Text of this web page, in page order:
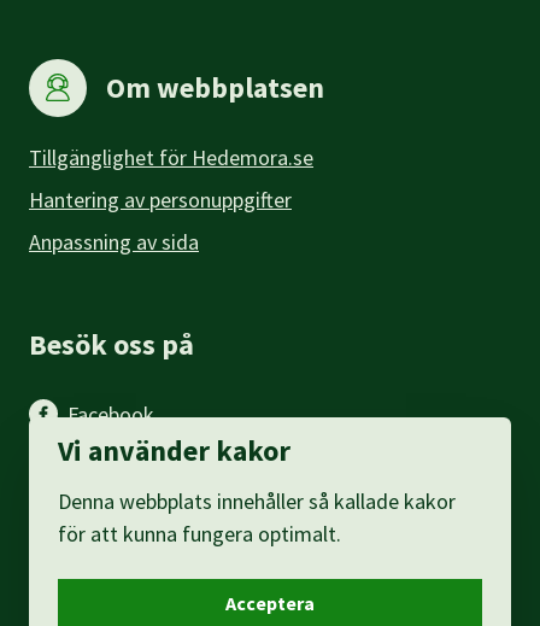
Om webbplatsen
Tillgänglighet för Hedemora.se
Hantering av personuppgifter
Anpassning av sida
Besök oss på
Facebook
Instagram
LinkedIn
Vi använder kakor
Denna webbplats innehåller så kallade kakor
för att kunna fungera optimalt.
Acceptera